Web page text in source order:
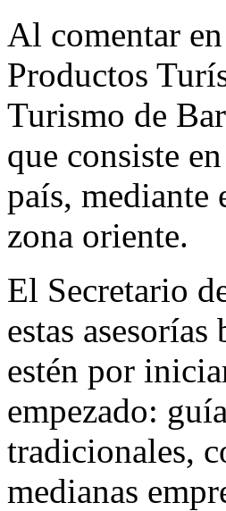
Al comentar
Productos
Turismo de
que consiste
país, mediante
zona oriente.
El Secretario
estas
estén por
empezado:
tradicionales,
medianas